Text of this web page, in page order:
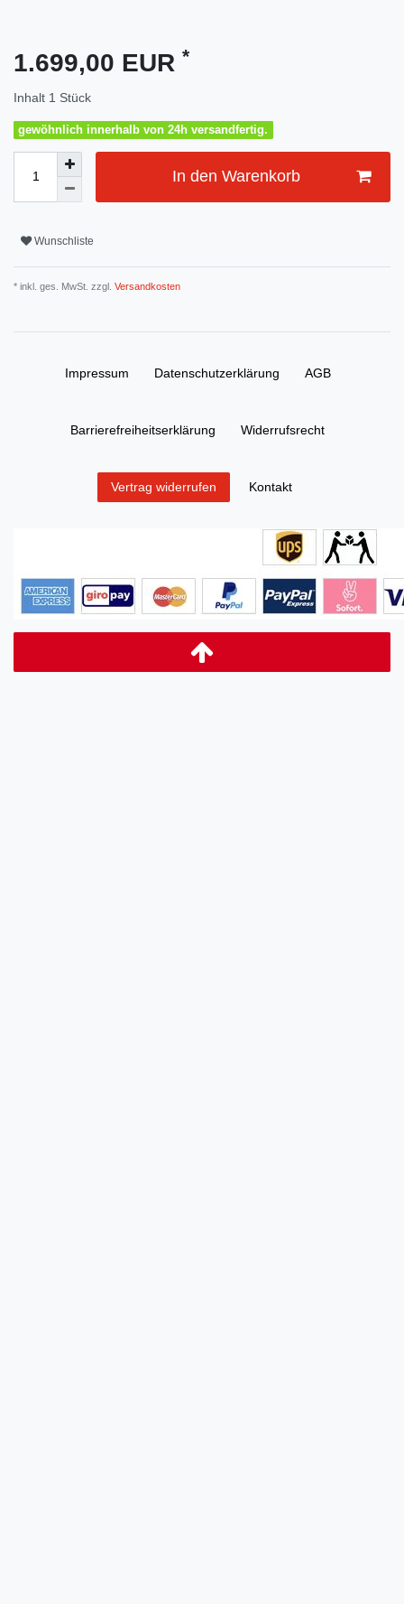
1.699,00 EUR *
Inhalt 1 Stück
gewöhnlich innerhalb von 24h versandfertig.
In den Warenkorb
Wunschliste
* inkl. ges. MwSt. zzgl. Versandkosten
Impressum Daten­schutz­erklärung AGB
Barrierefreiheitserklärung Widerrufs­recht
Vertrag widerrufen Kontakt